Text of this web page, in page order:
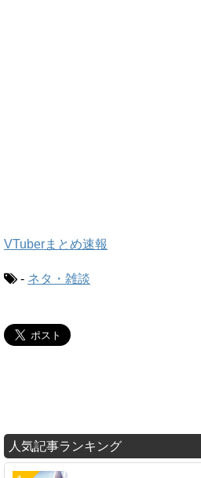
VTuberまとめ速報
- ネタ・雑談
人気記事ランキング